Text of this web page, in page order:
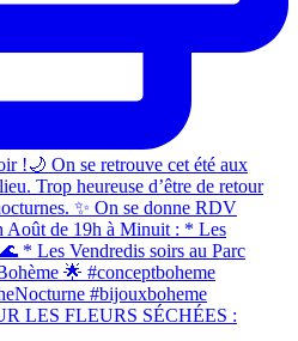
LES FLEURS SÉCHÉES :